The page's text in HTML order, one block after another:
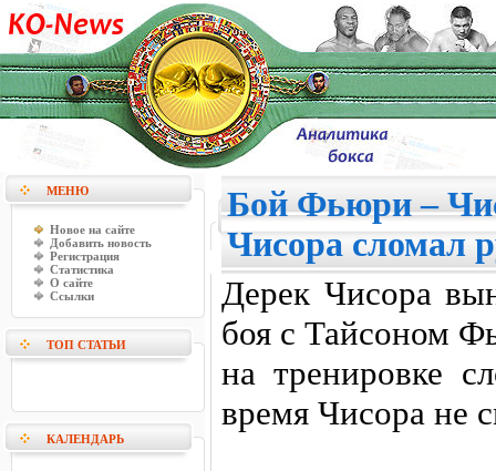
МЕНЮ
Новое на сайте
Добавить новость
Регистрация
Статистика
О сайте
Ссылки
ТОП СТАТЬИ
КАЛЕНДАРЬ
Бой Фьюри –
Чисора сломал
Дерек Чисора
боя с Тайсоном
на тренировке
время Чисора не